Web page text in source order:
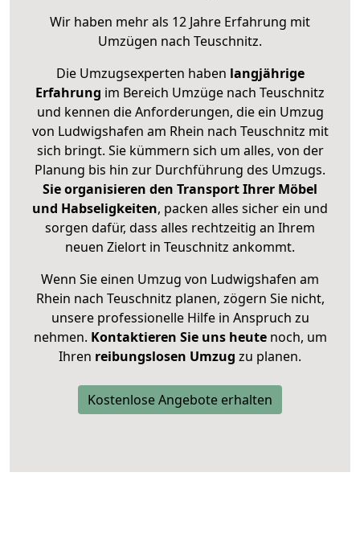
Wir haben mehr als 12 Jahre Erfahrung mit
Umzügen nach Teuschnitz.
Die Umzugsexperten haben langjährige
Erfahrung im Bereich Umzüge nach Teuschnitz
und kennen die Anforderungen, die ein Umzug
von Ludwigshafen am Rhein nach Teuschnitz mit
sich bringt. Sie kümmern sich um alles, von der
Planung bis hin zur Durchführung des Umzugs.
Sie organisieren den Transport Ihrer Möbel
und Habseligkeiten, packen alles sicher ein und
sorgen dafür, dass alles rechtzeitig an Ihrem
neuen Zielort in Teuschnitz ankommt.
Wenn Sie einen Umzug von Ludwigshafen am
Rhein nach Teuschnitz planen, zögern Sie nicht,
unsere professionelle Hilfe in Anspruch zu
nehmen. Kontaktieren Sie uns heutenoch, um
Ihren reibungslosen Umzug zu planen.
Kostenlose Angebote erhalten